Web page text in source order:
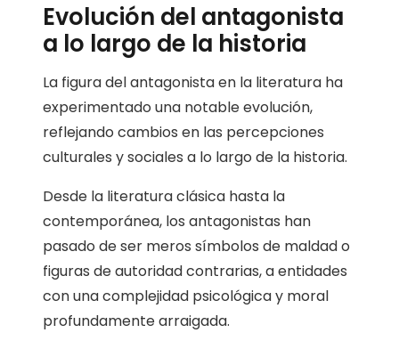
Evolución del antagonista
a lo largo de la historia
La figura del antagonista en la literatura ha
experimentado una notable evolución,
reflejando cambios en las percepciones
culturales y sociales a lo largo de la historia.
Desde la literatura clásica hasta la
contemporánea, los antagonistas han
pasado de ser meros símbolos de maldad o
figuras de autoridad contrarias, a entidades
con una complejidad psicológica y moral
profundamente arraigada.